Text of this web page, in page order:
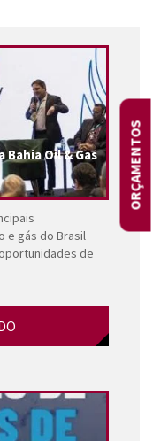
Oil & Gas
e gás do Brasil
de
ORÇAMENTOS